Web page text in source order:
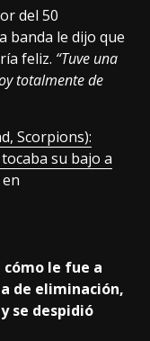
del 50
banda le dijo que
feliz. “Tuve una
totalmente de
Scorpions):
su bajo a
cómo le fue a
de eliminación,
se despidió